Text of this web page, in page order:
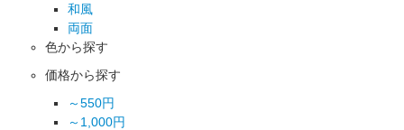
和風
両面
色から探す
価格から探す
～550円
～1,000円